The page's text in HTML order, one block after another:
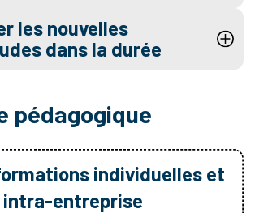
les nouvelles
dans la durée
pédagogique
individuelles et
intra-entreprise